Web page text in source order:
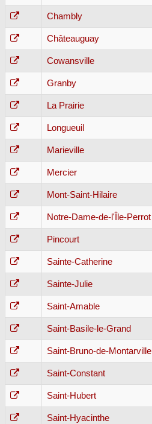
Chambly
Châteauguay
Cowansville
Granby
La Prairie
Longueuil
Marieville
Mercier
Mont-Saint-Hilaire
Notre-Dame-de-l'Île-Perrot
Pincourt
Sainte-Catherine
Sainte-Julie
Saint-Amable
Saint-Basile-le-Grand
Saint-Bruno-de-Montarville
Saint-Constant
Saint-Hubert
Saint-Hyacinthe